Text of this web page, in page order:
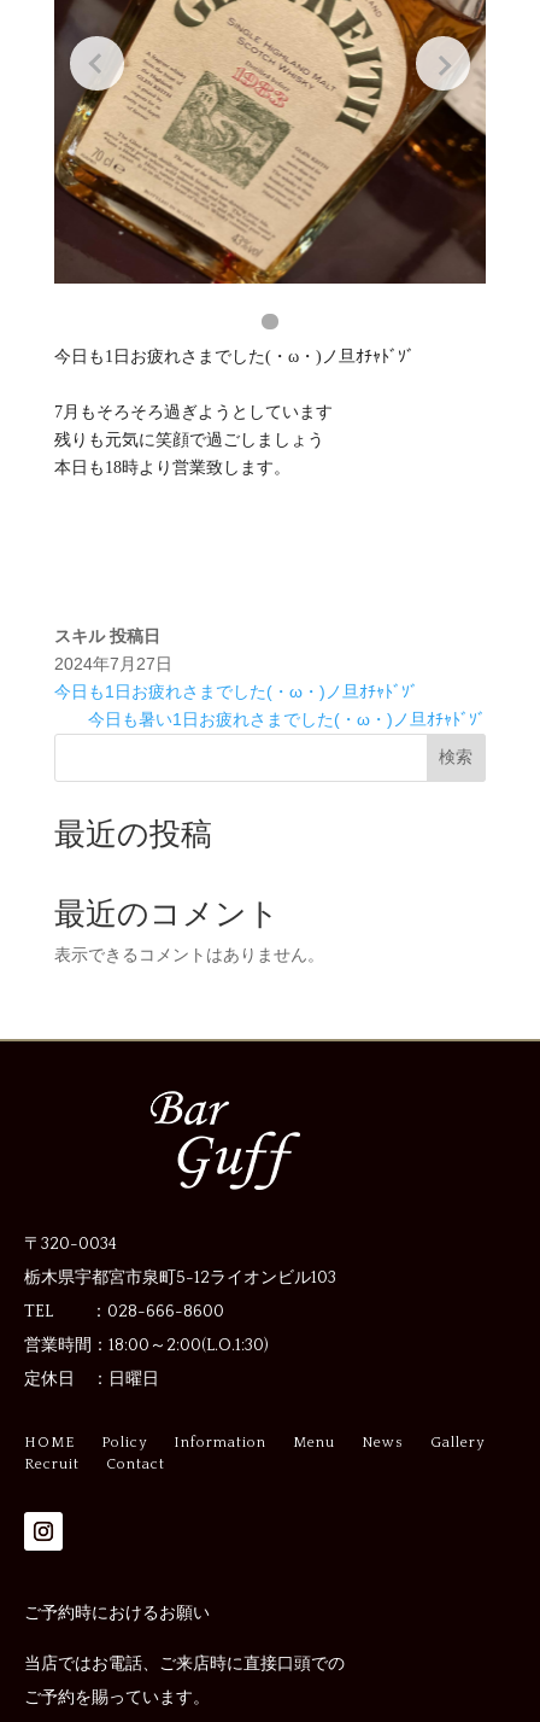
今日も1日お疲れさまでした(・ω・)ノ旦ｵﾁｬﾄﾞｿﾞ
7月もそろそろ過ぎようとしています
残りも元気に笑顔で過ごしましょう
本日も18時より営業致します。
スキル 投稿日
2024年7月27日
今日も1日お疲れさまでした(・ω・)ノ旦ｵﾁｬﾄﾞｿﾞ
今日も暑い1日お疲れさまでした(・ω・)ノ旦ｵﾁｬﾄﾞｿﾞ
検索
最近の投稿
最近のコメント
表示できるコメントはありません。
〒320-0034
栃木県宇都宮市泉町5-12ライオンビル103
TEL ：028-666-8600
営業時間： 18:00～2:00(L.O.1:30)
定休日 ： 日曜日
HOME Policy Information Menu News
Gallery
Recruit
Contact
ご予約時におけるお願い
当店ではお電話、ご来店時に直接口頭での
ご予約を賜っています。